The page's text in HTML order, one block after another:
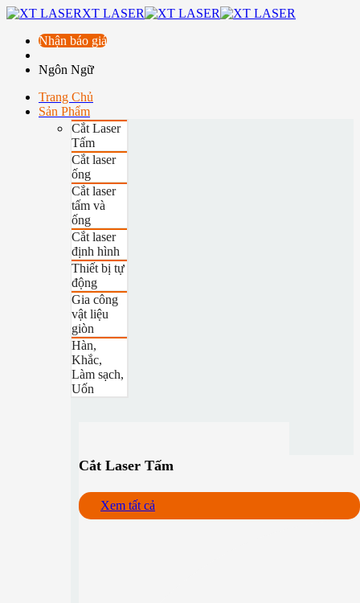
XT LASER
Nhận báo giá
Ngôn Ngữ
Trang Chủ
Sản Phẩm
Cắt Laser
Tấm
Cắt laser
ống
Cắt laser
tấm và
ống
Cắt laser
định hình
Thiết bị tự
động
Gia công
vật liệu
giòn
Hàn,
Khắc,
Làm sạch,
Uốn
Cắt Laser Tấm
Xem tất cả